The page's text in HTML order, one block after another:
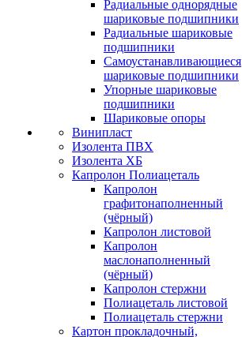
Радиальные однорядные
шариковые подшипники
Радиальные шариковые
подшипники
Самоустанавливающиеся
шариковые подшипники
Упорные шариковые
подшипники
Шариковые опоры
Винипласт
Изолента ПВХ
Изолента ХБ
Капролон Полиацеталь
Капролон
графитонаполненный
(чёрный)
Капролон листовой
Капролон
маслонаполненный
(чёрный)
Капролон стержни
Полиацеталь листовой
Полиацеталь стержни
Картон прокладочный,